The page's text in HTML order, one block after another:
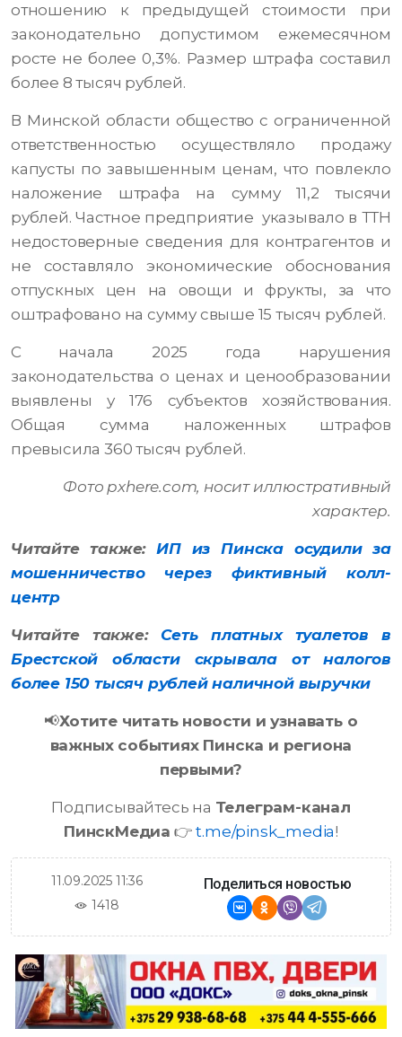
отношению к предыдущей стоимости при
законодательно допустимом ежемесячном
росте не более 0,3%. Размер штрафа составил
более 8 тысяч рублей.
В Минской области общество с ограниченной
ответственностью осуществляло продажу
капусты по завышенным ценам, что повлекло
наложение штрафа на сумму 11,2 тысячи
рублей. Частное предприятие указывало в ТТН
недостоверные сведения для контрагентов и
не составляло экономические обоснования
отпускных цен на овощи и фрукты, за что
оштрафовано на сумму свыше 15 тысяч рублей.
С начала 2025 года нарушения
законодательства о ценах и ценообразовании
выявлены у 176 субъектов хозяйствования.
Общая сумма наложенных штрафов
превысила 360 тысяч рублей.
Фото pxhere.com, носит иллюстративный
характер.
Читайте также:ИП из Пинска осудили за
мошенничество через фиктивный колл-
центр
Читайте также: Сеть платных туалетов в
Брестской области скрывала от налогов
более 150 тысяч рублей наличной выручки
📢Хотите читать новости и узнавать о
важных событиях Пинска и региона
первыми?
Подписывайтесь на Телеграм-канал
ПинскМедиа 👉t.me/pinsk_media!
11.09.2025 11:36
1418
Поделиться новостью